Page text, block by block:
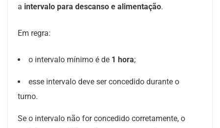
a intervalo para descanso e alimentação.
Em regra:
o intervalo mínimo é de 1 hora;
esse intervalo deve ser concedido durante o
turno.
Se o intervalo não for concedido corretamente, o